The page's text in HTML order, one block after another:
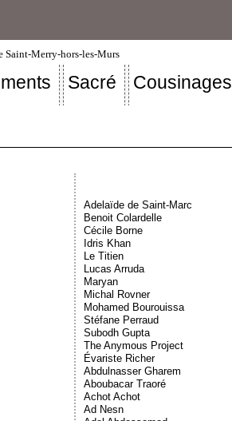
Saint-Merry-hors-les-Murs
Sacré Cousinages
Adelaïde de Saint-Marc
Benoit Colardelle
Cécile Borne
Idris Khan
Le Titien
Lucas Arruda
Maryan
Michal Rovner
Mohamed Bourouissa
Stéfane Perraud
Subodh Gupta
The Anymous Project
Évariste Richer
Abdulnasser Gharem
Aboubacar Traoré
Achot Achot
Ad Nesn